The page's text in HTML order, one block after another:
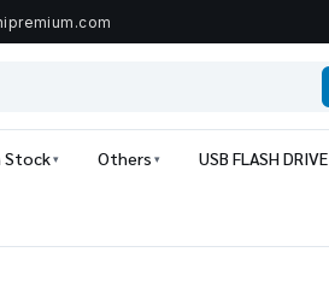
Stock Others USB FLASH DRIVE